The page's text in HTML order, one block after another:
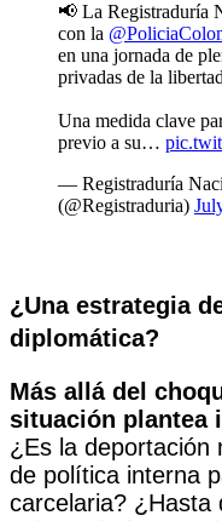
📢 La Registraduría
con la
en una jornada de
privadas de la
Una medida clave
previo a su…
— Registraduría
(@Registraduria)
¿Una estrategia
diplomática?
Más allá del
situación plantea
¿Es la deportación
de política interna
carcelaria? ¿Hasta